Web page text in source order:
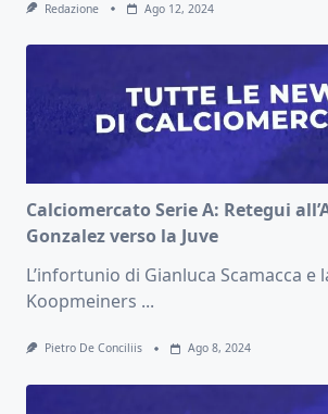
Redazione Ago 12, 2024
Calciomercato Serie A: Retegui
Gonzalez verso la Juve
L’infortunio di Gianluca Scamacca e
Koopmeiners ...
Pietro De Conciliis Ago 8, 2024